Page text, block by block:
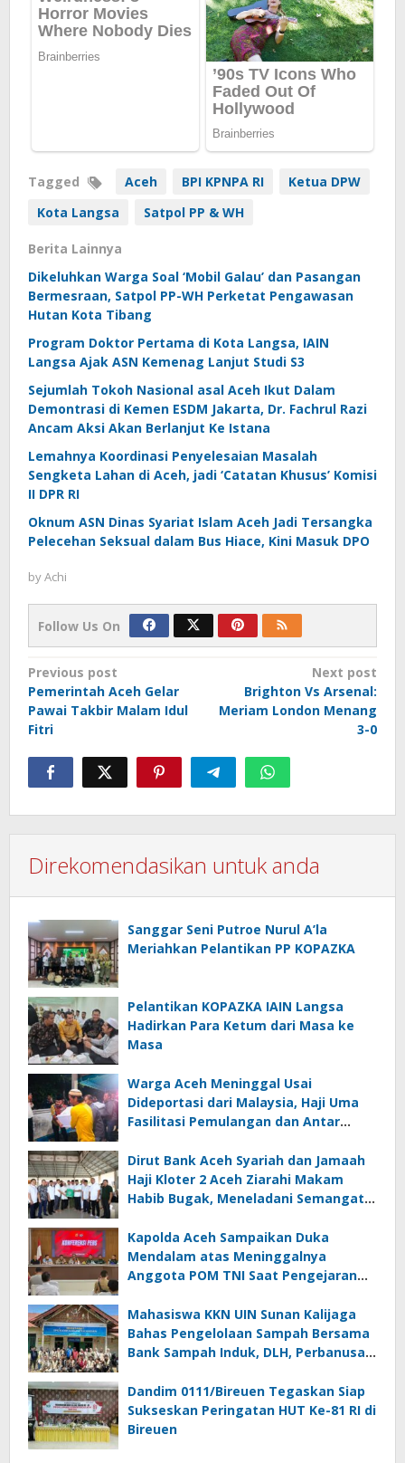
Tagged Aceh BPI KPNPA RI
Ketua DPW
Kota Langsa
Satpol PP & WH
Berita Lainnya
Dikeluhkan Warga Soal ‘Mobil Galau’ dan Pasangan
Bermesraan, Satpol PP-WH Perketat Pengawasan
Hutan Kota Tibang
Program Doktor Pertama di Kota Langsa, IAIN
Langsa Ajak ASN Kemenag Lanjut Studi S3
Sejumlah Tokoh Nasional asal Aceh Ikut Dalam
Demontrasi di Kemen ESDM Jakarta, Dr. Fachrul Razi
Ancam Aksi Akan Berlanjut Ke Istana
Lemahnya Koordinasi Penyelesaian Masalah
Sengketa Lahan di Aceh, jadi ‘Catatan Khusus’ Komisi
II DPR RI
Oknum ASN Dinas Syariat Islam Aceh Jadi Tersangka
Pelecehan Seksual dalam Bus Hiace, Kini Masuk DPO
byAchi
Follow Us On
Post
navigation
Previous post
Pemerintah Aceh Gelar
Pawai Takbir Malam Idul
Fitri
Next post
Brighton Vs Arsenal:
Meriam London Menang
3-0
Direkomendasikan untuk anda
Sanggar Seni Putroe Nurul A’la
Meriahkan Pelantikan PP KOPAZKA
Pelantikan KOPAZKA IAIN Langsa
Hadirkan Para Ketum dari Masa ke
Masa
Warga Aceh Meninggal Usai
Dideportasi dari Malaysia, Haji Uma
Fasilitasi Pemulangan dan Antar
Dirut Bank Aceh Syariah dan Jamaah
Haji Kloter 2 Aceh Ziarahi Makam
Habib Bugak, Meneladani Semangat
Zaman
Kapolda Aceh Sampaikan Duka
Mendalam atas Meninggalnya
Anggota POM TNI Saat Pengejaran
Bireuen
Mahasiswa KKN UIN Sunan Kalijaga
Bahas Pengelolaan Sampah Bersama
Bank Sampah Induk, DLH, Perbanusa
Dandim 0111/Bireuen Tegaskan Siap
Sukseskan Peringatan HUT Ke-81 RI di
Bireuen